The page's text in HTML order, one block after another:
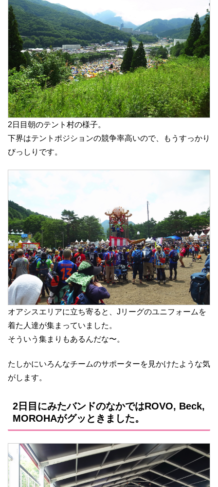
2日目朝のテント村の様子。
下界はテントポジションの競争率高いので、もうすっかり
びっしりです。
オアシスエリアに立ち寄ると、Jリーグのユニフォームを
着た人達が集まっていました。
そういう集まりもあるんだな〜。
たしかにいろんなチームのサポーターを見かけたような気
がします。
2日目にみたバンドのなかではROVO, Beck,
MOROHAがグッときました。